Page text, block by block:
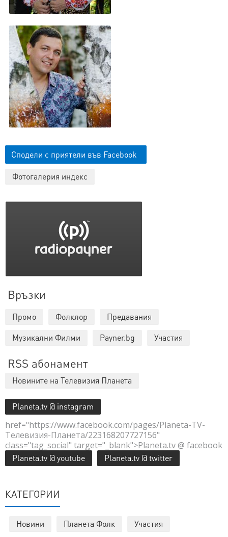
Сподели с приятели във Facebook
Фотогалерия индекс
Връзки
Промо Фолклор
Предавания
Музикални Филми
Payner.bg Участия
RSS абонамент
Новините на Телевизия Планета
Planeta.tv @ instagram
href="https://www.facebook.com/pages/Planeta-TV-
Телевизия-Планета/223168207727156"
class="tag_social" target="_blank">Planeta.tv @ facebook
Planeta.tv @ youtube Planeta.tv @ twitter
КАТЕГОРИИ
Новини Планета Фолк
Участия